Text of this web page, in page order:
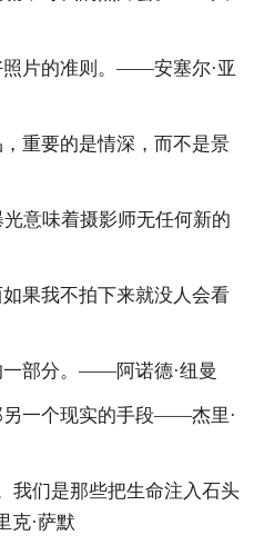
照片的准则。——安塞尔·亚
重要的是情深，而不是景
意味着摄影师无任何新的
果我不拍下来就没人会看
一部分。——阿诺德·纽曼
另一个现实的手段——杰里·
我们是那些把生命注入石头
·萨默